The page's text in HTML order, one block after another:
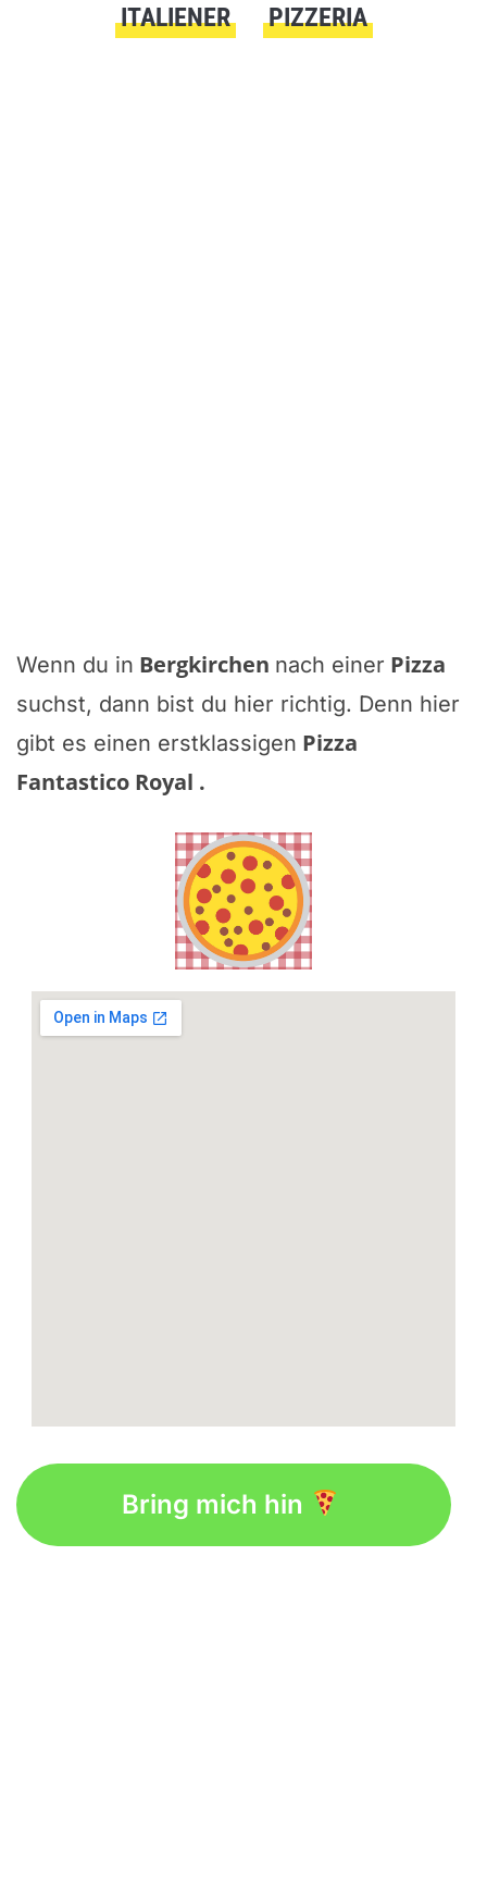
ITALIENER PIZZERIA
Wenn du in Bergkirchen nach einer Pizza
suchst, dann bist du hier richtig. Denn hier
gibt es einen erstklassigen Pizza
Fantastico Royal .
Bring mich hin